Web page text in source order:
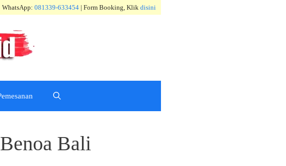
WhatsApp: 081339-633454 | Form Booking, Klik disini
Bali